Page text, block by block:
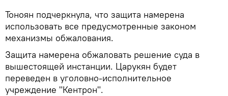
Тоноян подчеркнула, что защита намерена
использовать все предусмотренные законом
механизмы обжалования.
Защита намерена обжаловать решение суда в
вышестоящей инстанции. Царукян будет
переведен в уголовно-исполнительное
учреждение "Кентрон".